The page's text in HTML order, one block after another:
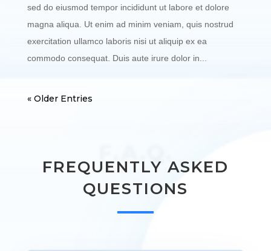
sed do eiusmod tempor incididunt ut labore et dolore
magna aliqua. Ut enim ad minim veniam, quis nostrud
exercitation ullamco laboris nisi ut aliquip ex ea
commodo consequat. Duis aute irure dolor in...
« Older Entries
FREQUENTLY ASKED
QUESTIONS